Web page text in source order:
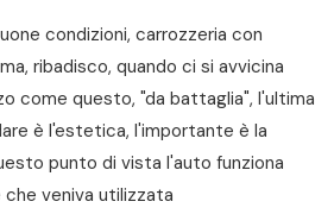
condizioni, carrozzeria con
ribadisco, quando ci si avvicina
come questo, "da battaglia", l'ultima
è l'estetica, l'importante è la
punto di vista l'auto funziona
veniva utilizzata